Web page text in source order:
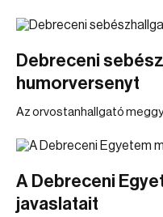
Debreceni
humorversenyt
Az orvostanhallgató
A Debreceni
javaslatait